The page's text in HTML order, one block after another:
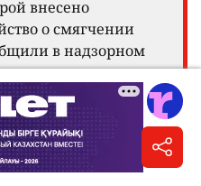
внесено
о смягчении
в надзорном
что окончательное
будет принимать суд.